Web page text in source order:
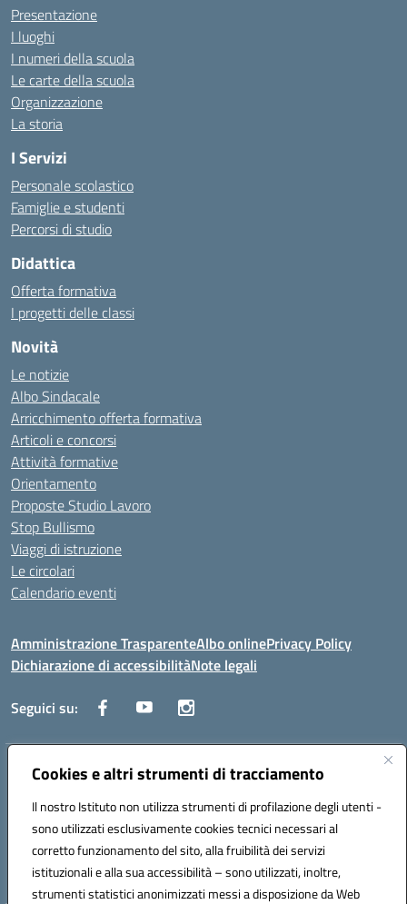
Cookies e altri strumenti di tracciamento
Il nostro Istituto non utilizza strumenti di profilazione degli utenti -
sono utilizzati esclusivamente cookies tecnici necessari al
corretto funzionamento del sito, alla fruibilità dei servizi
istituzionali e alla sua accessibilità – sono utilizzati, inoltre,
strumenti statistici anonimizzati messi a disposizione da Web
Presentazione
I luoghi
I numeri della scuola
Le carte della scuola
Organizzazione
La storia
I Servizi
Personale scolastico
Famiglie e studenti
Percorsi di studio
Didattica
Offerta formativa
I progetti delle classi
Novità
Le notizie
Albo Sindacale
Arricchimento offerta formativa
Articoli e concorsi
Attività formative
Orientamento
Proposte Studio Lavoro
Stop Bullismo
Viaggi di istruzione
Le circolari
Calendario eventi
Amministrazione TrasparenteAlbo onlinePrivacy Policy
Dichiarazione di accessibilitàNote legali
Seguici su:
Indirizzo:Corso Fornari, 1 - 70056 Molfetta
Posta elettronica certificata (PEC):BARH04000D@pec.istruzione.it
Codice fiscale: 93249230728
Codice meccanografico: BARH04000D